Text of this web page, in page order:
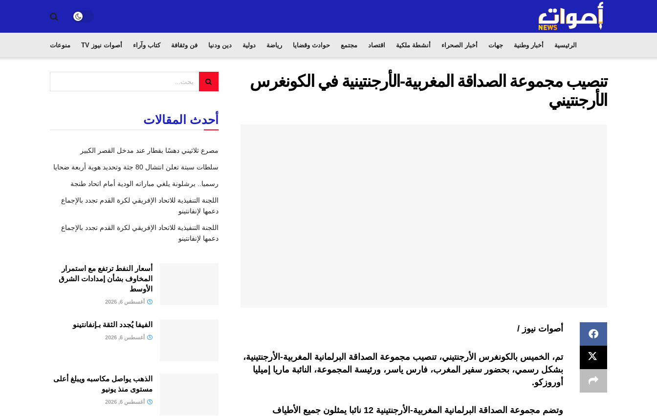
الرئيسية أخبار وطنية جهات أخبار الصحراء أنشطة ملكية اقتصاد مجتمع حوادث وقضايا رياضة دولية دين ودنيا فن وثقافة كتاب وآراء أصوات نيوز TV منوعات
تنصيب مجموعة الصداقة المغربية-الأرجنتينية في الكونغرس
الأرجنتيني
أصوات نيوز /
تم، الخميس بالكونغرس الأرجنتيني، تنصيب مجموعة الصداقة البرلمانية المغربية-الأرجنتينية،
بشكل رسمي، بحضور سفير المغرب، فارس ياسر، ورئيسة المجموعة، النائبة ماريا إميليا
أوروزكو.
وتضم مجموعة الصداقة البرلمانية المغربية-الأرجنتينية 12 نائبا يمثلون جميع الأطياف
أحدث المقالات
مصرع ثلاثيني دهسًا بقطار عند مدخل القصر الكبير
سلطات سبتة تعلن انتشال 80 جثة وتحديد هوية أربعة ضحايا
رسميا.. برشلونة يلغي مباراته الودية أمام اتحاد طنجة
اللجنة التنفيذية للاتحاد الإفريقي لكرة القدم تجدد بالإجماع
دعمها لإنفانتينو
اللجنة التنفيذية للاتحاد الإفريقي لكرة القدم تجدد بالإجماع
دعمها لإنفانتينو
أسعار النفط ترتفع مع استمرار
المخاوف بشأن إمدادات الشرق
الأوسط
أغسطس 6, 2026
الفيفا يُجدد الثقة بـإنفانتينو
أغسطس 6, 2026
الذهب يواصل مكاسبه ويبلغ أعلى
مستوى منذ يونيو
أغسطس 6, 2026